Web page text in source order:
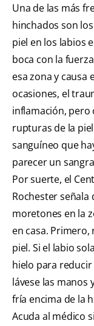
Una de las más
hinchados son
piel en los labios
boca con la
esa zona y causa
ocasiones, el
inflamación,
rupturas de la
sanguíneo que
parecer un
Por suerte, el
Rochester señala
moretones en la
en casa.
piel. Si el labio
hielo para reducir
lávese las manos
fría encima de la
Acuda al médico